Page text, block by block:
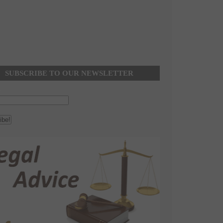
SUBSCRIBE TO OUR NEWSLETTER